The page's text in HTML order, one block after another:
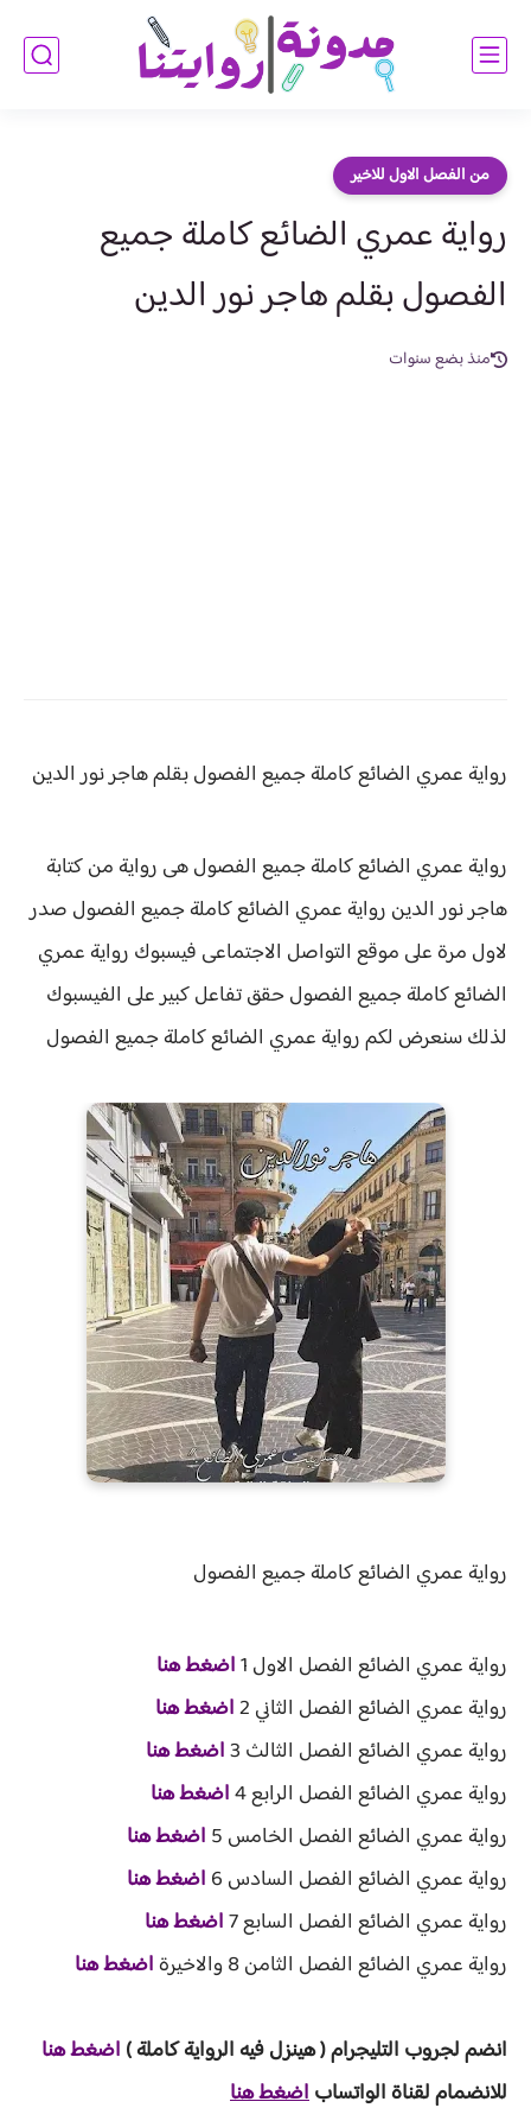
من الفصل الاول للاخير
رواية عمري الضائع كاملة جميع
الفصول بقلم هاجر نور الدين
منذ بضع سنوات
رواية عمري الضائع كاملة جميع الفصول بقلم هاجر نور الدين
رواية عمري الضائع كاملة جميع الفصول هى رواية من كتابة
هاجر نور الدين رواية عمري الضائع كاملة جميع الفصول صدر
لاول مرة على موقع التواصل الاجتماعى فيسبوك رواية عمري
الضائع كاملة جميع الفصول حققتفاعل كبير على الفيسبوك
لذلك سنعرض لكمرواية عمري الضائع كاملة جميع الفصول
رواية عمري الضائعكاملة جميع الفصول
رواية عمري الضائع الفصل الاول 1 اضغط هنا
رواية عمري الضائع الفصل الثاني 2
اضغط هنا
رواية عمري الضائع الفصل الثالث 3
اضغط هنا
رواية عمري الضائع الفصل الرابع 4
اضغط هنا
رواية عمري الضائع الفصل الخامس 5
اضغط هنا
رواية عمري الضائع الفصل السادس 6
اضغط هنا
رواية عمري الضائع الفصل السابع 7 اضغط هنا
رواية عمري الضائع الفصل الثامن 8 والاخيرة
اضغط هنا
انضم لجروب التليجرام ( هينزل فيه الرواية كاملة ) اضغط هنا
للانضمام لقناة الواتساباضغط هنا